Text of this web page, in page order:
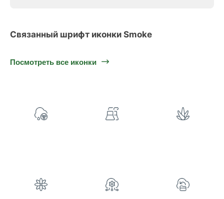
Связанный шрифт иконки Smoke
Посмотреть все иконки